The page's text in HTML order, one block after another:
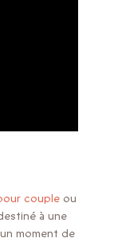
couple ou
à une
moment de